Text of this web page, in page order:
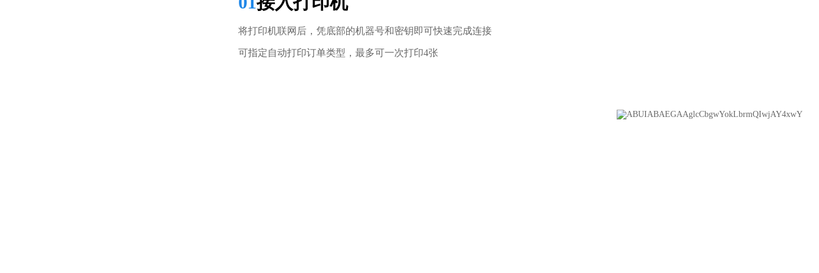
将打印机联网后，凭底部的机器号和密钥即可快速完成连接
可指定自动打印订单类型，最多可一次打印4张